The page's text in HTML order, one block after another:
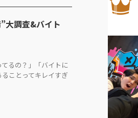
大調査&バイト
るの？」「バイトに
ことってキレイすぎ